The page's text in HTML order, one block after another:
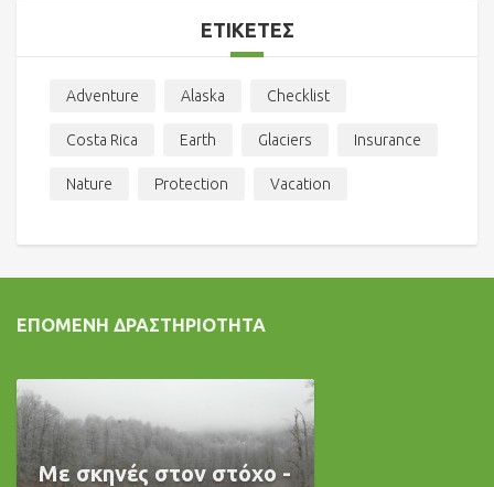
ΕΤΙΚΈΤΕΣ
Adventure Alaska Checklist
Costa Rica Earth Glaciers Insurance
Nature Protection Vacation
ΕΠΌΜΕΝΗ ΔΡΑΣΤΗΡΙΌΤΗΤΑ
Με σκηνές στον στόχο -